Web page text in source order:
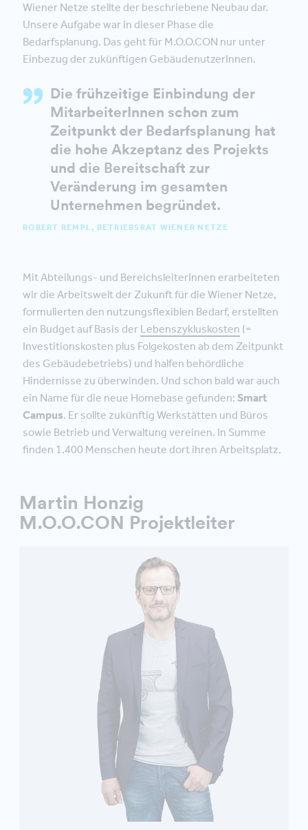
Wiener Netze stellte der beschriebene Neubau dar.
Unsere Aufgabe war in dieser Phase die
Bedarfsplanung. Das geht für M.O.O.CON nur unter
Einbezug der zukünftigen GebäudenutzerInnen.
Die frühzeitige Einbindung der
MitarbeiterInnen schon zum
Zeitpunkt der Bedarfsplanung hat
die hohe Akzeptanz des Projekts
und die Bereitschaft zur
Veränderung im gesamten
Unternehmen begründet.
ROBERT REMPL, BETRIEBSRAT WIENER NETZE
Mit Abteilungs- und BereichsleiterInnen erarbeiteten
wir die Arbeitswelt der Zukunft für die Wiener Netze,
formulierten den nutzungsflexiblen Bedarf, erstellten
ein Budget auf Basis der Lebenszykluskosten (=
Investitionskosten plus Folgekosten ab dem Zeitpunkt
des Gebäudebetriebs) und halfen behördliche
Hindernisse zu überwinden. Und schon bald war auch
ein Name für die neue Homebase gefunden: Smart
Campus. Er sollte zukünftig Werkstätten und Büros
sowie Betrieb und Verwaltung vereinen. In Summe
finden 1.400 Menschen heute dort ihren Arbeitsplatz.
Martin Honzig
M.O.O.CON Projektleiter